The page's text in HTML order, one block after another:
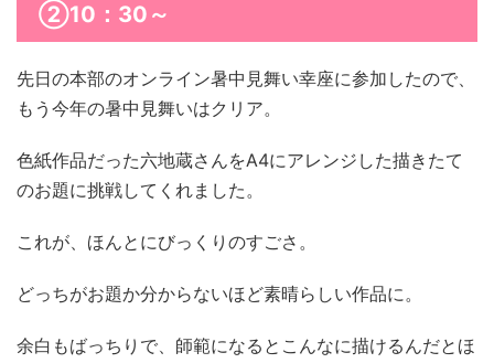
②10：30～
先日の本部のオンライン暑中見舞い幸座に参加したので、
もう今年の暑中見舞いはクリア。
色紙作品だった六地蔵さんをA4にアレンジした描きたて
のお題に挑戦してくれました。
これが、ほんとにびっくりのすごさ。
どっちがお題か分からないほど素晴らしい作品に。
余白もばっちりで、師範になるとこんなに描けるんだとほ